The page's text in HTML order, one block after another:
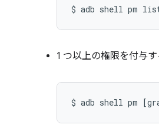
$ adb shell pm
1 つ以上の権限を付与す
$ adb shell pm